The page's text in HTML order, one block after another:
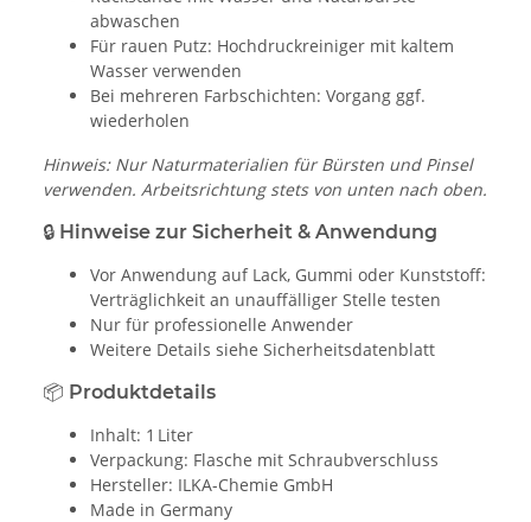
abwaschen
Für rauen Putz: Hochdruckreiniger mit kaltem
Wasser verwenden
Bei mehreren Farbschichten: Vorgang ggf.
wiederholen
Hinweis: Nur Naturmaterialien für Bürsten und Pinsel
verwenden. Arbeitsrichtung stets von unten nach oben.
🔒 Hinweise zur Sicherheit & Anwendung
Vor Anwendung auf Lack, Gummi oder Kunststoff:
Verträglichkeit an unauffälliger Stelle testen
Nur für professionelle Anwender
Weitere Details siehe Sicherheitsdatenblatt
📦 Produktdetails
Inhalt: 1 Liter
Verpackung: Flasche mit Schraubverschluss
Hersteller: ILKA-Chemie GmbH
Made in Germany